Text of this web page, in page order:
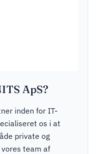
ApS?
inden for IT-
os i at
private og
vores team af